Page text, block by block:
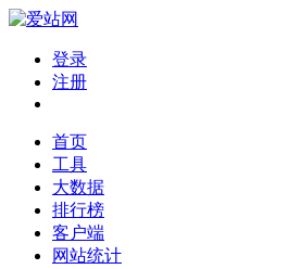
登录
注册
首页
工具
大数据
排行榜
客户端
网站统计